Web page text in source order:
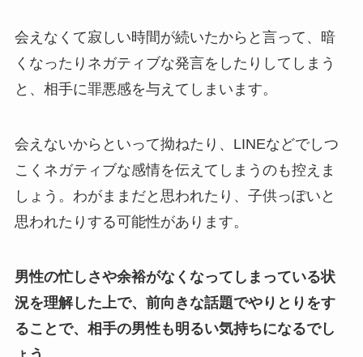
会えなくて寂しい時間が続いたからと言って、暗
くなったりネガティブな発言をしたりしてしまう
と、相手に罪悪感を与えてしまいます。
会えないからといって拗ねたり、LINEなどでしつ
こくネガティブな感情を伝えてしまうのも控えま
しょう。わがままだと思われたり、子供っぽいと
思われたりする可能性があります。
男性の忙しさや余裕がなくなってしまっている状
況を理解した上で、前向きな話題でやりとりをす
ることで、相手の男性も明るい気持ちになるでし